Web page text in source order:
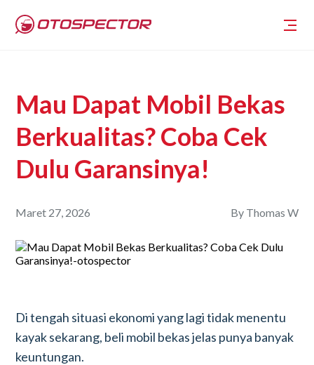
Mau Dapat Mobil Bekas
Berkualitas? Coba Cek
Dulu Garansinya!
Maret 27, 2026 By Thomas W
Di tengah situasi ekonomi yang lagi tidak menentu
kayak sekarang, beli mobil bekas jelas punya banyak
keuntungan.